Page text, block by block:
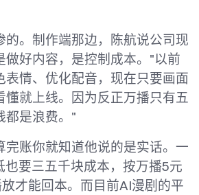
的。制作端那边，陈航说公司现
做好内容，是控制成本。"以前
表情、优化配音，现在只要画面
懂就上线。因为反正万播只有五
都是浪费。"
完账你就知道他说的是实话。一
也要三五千块成本，按万播5元
才能回本。而目前AI漫剧的平